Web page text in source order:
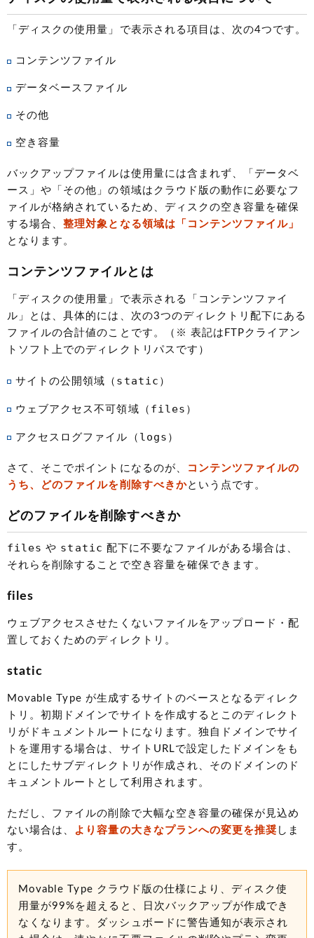
「ディスクの使用量」で表示される項目は、次の4つです。
コンテンツファイル
データベースファイル
その他
空き容量
バックアップファイルは使用量には含まれず、「データベ
ース」や「その他」の領域はクラウド版の動作に必要なフ
ァイルが格納されているため、ディスクの空き容量を確保
する場合、整理対象となる領域は「コンテンツファイル」
となります。
コンテンツファイルとは
「ディスクの使用量」で表示される「コンテンツファイ
ル」とは、具体的には、次の3つのディレクトリ配下にある
ファイルの合計値のことです。（※ 表記はFTPクライアン
トソフト上でのディレクトリパスです）
サイトの公開領域（ static ）
ウェブアクセス不可領域（ files ）
アクセスログファイル（ logs ）
さて、そこでポイントになるのが、
コンテンツファイルの
うち、どのファイルを削除すべきかという点です。
どのファイルを削除すべきか
files や static 配下に不要なファイルがある場合は、
それらを削除することで空き容量を確保できます。
files
ウェブアクセスさせたくないファイルをアップロード・配
置しておくためのディレクトリ。
static
Movable Type が生成するサイトのベースとなるディレク
トリ。初期ドメインでサイトを作成するとこのディレクト
リがドキュメントルートになります。独自ドメインでサイ
トを運用する場合は、サイトURLで設定したドメインをも
とにしたサブディレクトリが作成され、そのドメインのド
キュメントルートとして利用されます。
ただし、ファイルの削除で大幅な空き容量の確保が見込め
ない場合は、
より容量の大きなプランへの変更を推奨 しま
す。
Movable Type クラウド版の仕様により、ディスク使
用量が99%を超えると、日次バックアップが作成でき
なくなります。ダッシュボードに警告通知が表示され